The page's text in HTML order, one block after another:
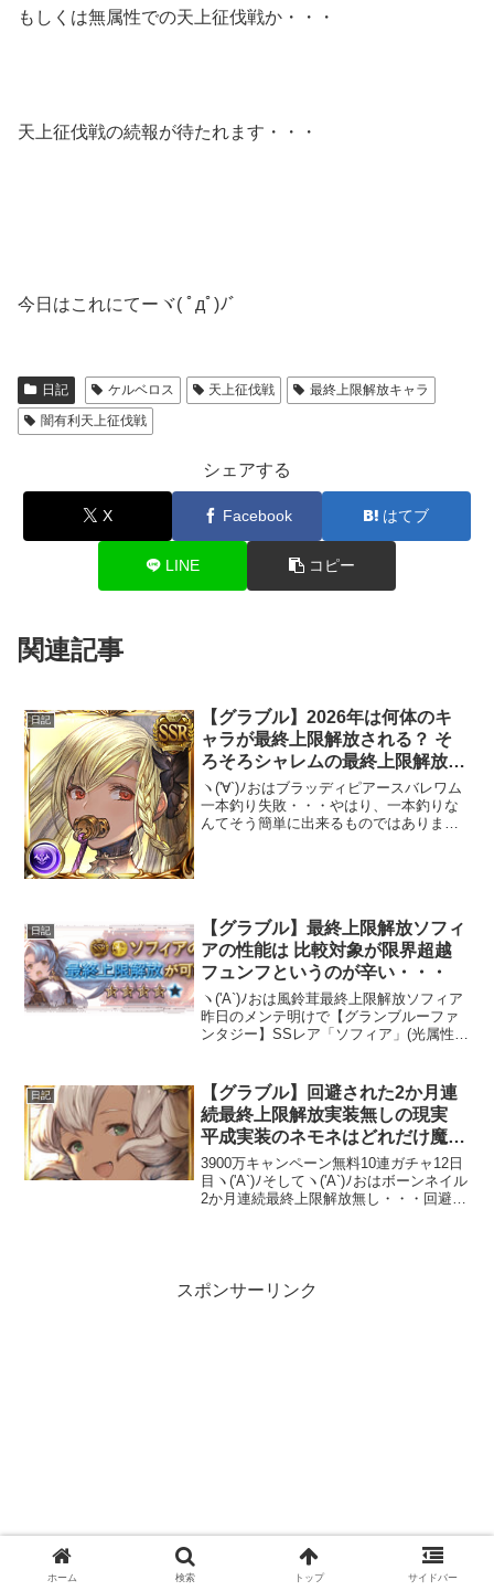
もしくは無属性での天上征伐戦か・・・
天上征伐戦の続報が待たれます・・・
今日はこれにてーヾ( ﾟдﾟ)ﾉ゛
日記 ケルベロス 天上征伐戦
最終上限解放キャラ
闇有利天上征伐戦
シェアする
X Facebook はてブ
LINE コピー
関連記事
日記
【グラブル】2026年は何体のキ
ャラが最終上限解放される？ そ
ろそろシャレムの最終上限解放
を・・・どうか・・・
ヽ('∀`)ﾉおはブラッディピアースバレワム
一本釣り失敗・・・やはり、一本釣りな
んてそう簡単に出来るものではありませ
日記
【グラブル】最終上限解放ソフィ
アの性能は 比較対象が限界超越
フュンフというのが辛い・・・
ヽ('A`)ﾉおは風鈴茸最終上限解放ソフィア
昨日のメンテ明けで【グランブルーファ
ンタジー】SSレア「ソフィア」(光属性)
式サイトをご確認ください。 ⇒ #グラブ
ル pi...
日記
【グラブル】回避された2か月連
続最終上限解放実装無しの現実
平成実装のネモネはどれだけ魔改
造されるのだろう・・・
3900万キャンペーン無料10連ガチャ12日
目ヽ('A`)ﾉそしてヽ('A`)ﾉおはボーンネイル
2か月連続最終上限解放無し・・・回避シ
スポンサーリンク
ホーム 検索 トップ サイドバー